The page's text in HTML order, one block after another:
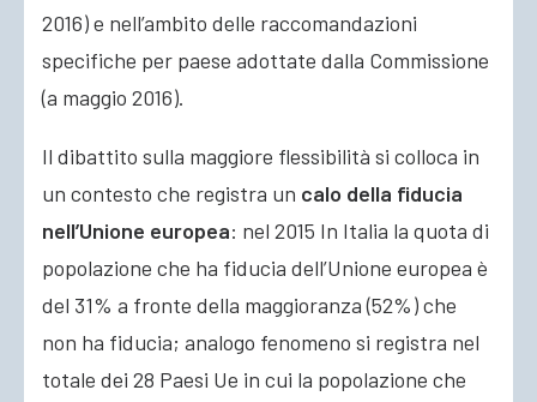
2016) e nell’ambito delle raccomandazioni
specifiche per paese adottate dalla Commissione
(a maggio 2016).
Il dibattito sulla maggiore flessibilità si colloca in
un contesto che registra un calo della fiducia
nell’Unione europea: nel 2015 In Italia la quota di
popolazione che ha fiducia dell’Unione europea è
del 31% a fronte della maggioranza (52%) che
non ha fiducia; analogo fenomeno si registra nel
totale dei 28 Paesi Ue in cui la popolazione che